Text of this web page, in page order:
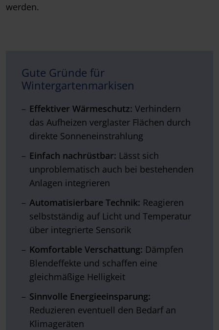
werden.
Gute Gründe für
Wintergartenmarkisen
Effektiver Wärmeschutz: Verhindern
das Aufheizen verglaster Flächen durch
direkte Sonneneinstrahlung
Einfach nachrüstbar: Lässt sich
unproblematisch auch bei bestehenden
Anlagen integrieren
Automatisierbare Technik: Reagieren
selbstständig auf Licht und Temperatur
über integrierte Sensorik
Komfortable Verschattung: Dämpfen
Blendeffekte und schaffen eine
gleichmäßige Helligkeit
Sinnvolle Energieeinsparung:
Reduzieren eventuell den Bedarf an
Klimageräten